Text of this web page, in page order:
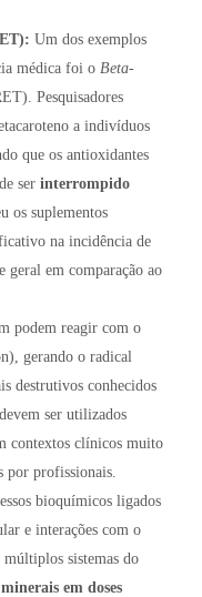
Um dos exemplos
médica foi o Beta-
Pesquisadores
a indivíduos
que os antioxidantes
ser interrompido
os suplementos
na incidência de
geral em comparação ao
podem reagir com o
gerando o radical
destrutivos conhecidos
ser utilizados
contextos clínicos muito
por profissionais.
bioquímicos ligados
e interações com o
sistemas do
em doses